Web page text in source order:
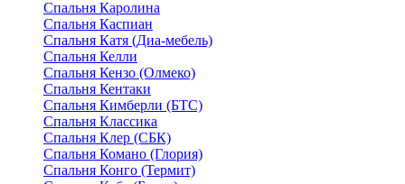
Спальня Каролина
Спальня Каспиан
Спальня Катя (Диа-мебель)
Спальня Келли
Спальня Кензо (Олмеко)
Спальня Кентаки
Спальня Кимберли (БТС)
Спальня Классика
Спальня Клер (СБК)
Спальня Комано (Глория)
Спальня Конго (Термит)